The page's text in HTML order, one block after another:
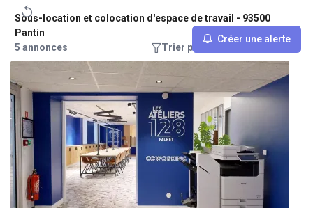
Créer une alerte
Sous-location et colocation d'espace de travail - 93500
Pantin
5 annonces
Trier par : Recommandations